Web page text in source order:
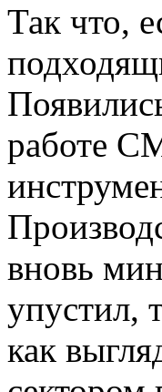
Так что,
работе
вновь
упустил,
как